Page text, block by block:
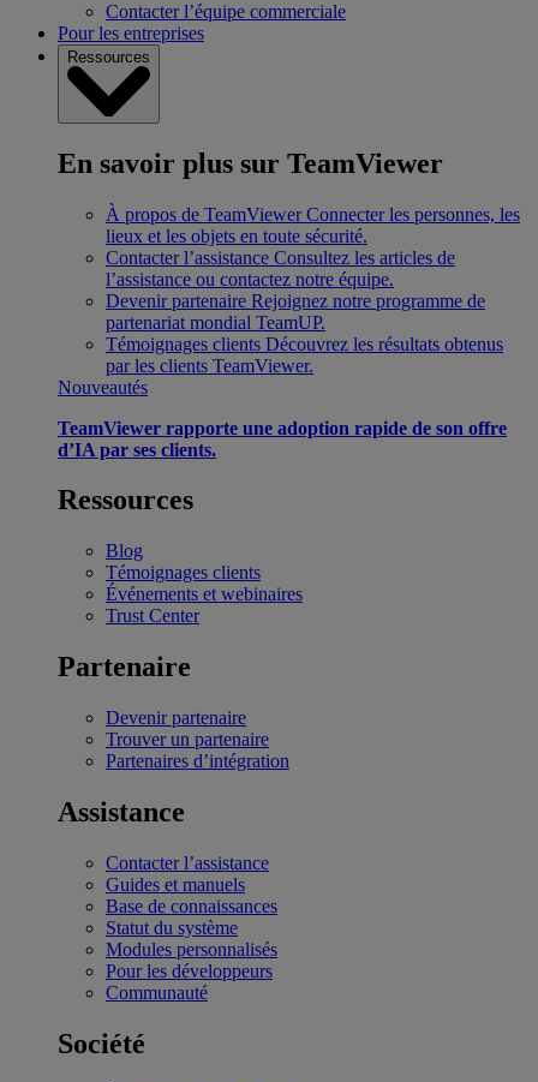
Contacter l’équipe commerciale
Pour les entreprises
Ressources
En savoir plus sur TeamViewer
À propos de TeamViewer Connecter les personnes, les
lieux et les objets en toute sécurité.
Contacter l’assistance Consultez les articles de
l’assistance ou contactez notre équipe.
Devenir partenaire Rejoignez notre programme de
partenariat mondial TeamUP.
Témoignages clients Découvrez les résultats obtenus
par les clients TeamViewer.
Nouveautés
TeamViewer rapporte une adoption rapide de son offre
d’IA par ses clients.
Ressources
Blog
Témoignages clients
Événements et webinaires
Trust Center
Partenaire
Devenir partenaire
Trouver un partenaire
Partenaires d’intégration
Assistance
Contacter l’assistance
Guides et manuels
Base de connaissances
Statut du système
Modules personnalisés
Pour les développeurs
Communauté
Société